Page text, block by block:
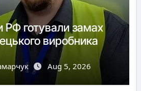
готували замах
виробника
Aug 5, 2026